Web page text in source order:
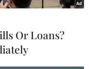
Or Loans?